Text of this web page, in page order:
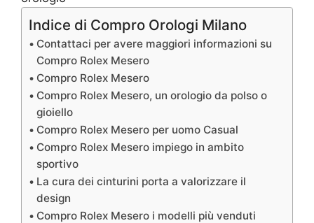
Indice di Compro Orologi Milano
Contattaci per avere maggiori informazioni su
Compro Rolex Mesero
Compro Rolex Mesero
Compro Rolex Mesero, un orologio da polso o
gioiello
Compro Rolex Mesero per uomo Casual
Compro Rolex Mesero impiego in ambito
sportivo
La cura dei cinturini porta a valorizzare il
design
Compro Rolex Mesero i modelli più venduti